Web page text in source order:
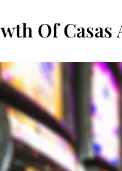
Of Casas